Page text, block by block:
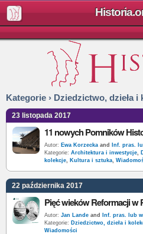
Kategorie › Dziedzictwo, dzieła i
23 listopada 2017
Autor: Ewa Korzecka and
Inf. pras.
Kategorie: Architektura i inwestycje,
kolekcje, Kultura i sztuka,
22 października 2017
Autor: Jan Lande and
Inf. pras. lub
Kategorie: Dziedzictwo, dzieła i
Wiadomości